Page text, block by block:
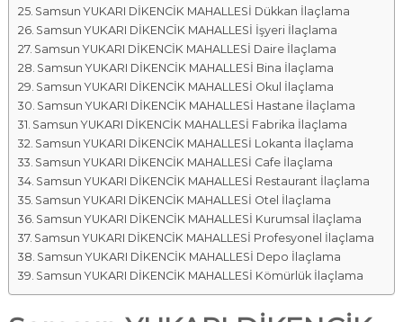
Samsun YUKARI DİKENCİK MAHALLESİ Dükkan İlaçlama
Samsun YUKARI DİKENCİK MAHALLESİ İşyeri İlaçlama
Samsun YUKARI DİKENCİK MAHALLESİ Daire İlaçlama
Samsun YUKARI DİKENCİK MAHALLESİ Bina İlaçlama
Samsun YUKARI DİKENCİK MAHALLESİ Okul İlaçlama
Samsun YUKARI DİKENCİK MAHALLESİ Hastane İlaçlama
Samsun YUKARI DİKENCİK MAHALLESİ Fabrika İlaçlama
Samsun YUKARI DİKENCİK MAHALLESİ Lokanta İlaçlama
Samsun YUKARI DİKENCİK MAHALLESİ Cafe İlaçlama
Samsun YUKARI DİKENCİK MAHALLESİ Restaurant İlaçlama
Samsun YUKARI DİKENCİK MAHALLESİ Otel İlaçlama
Samsun YUKARI DİKENCİK MAHALLESİ Kurumsal İlaçlama
Samsun YUKARI DİKENCİK MAHALLESİ Profesyonel İlaçlama
Samsun YUKARI DİKENCİK MAHALLESİ Depo İlaçlama
Samsun YUKARI DİKENCİK MAHALLESİ Kömürlük İlaçlama